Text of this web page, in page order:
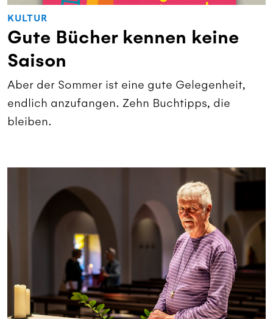
KULTUR
Gute Bücher kennen keine
Saison
Aber der Sommer ist eine gute Gelegenheit,
endlich anzufangen. Zehn Buchtipps, die
bleiben.